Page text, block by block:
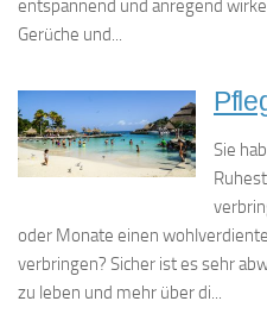
entspannend und anregend
Gerüche und...
Sie
oder Monate einen
verbringen? Sicher ist es sehr
zu leben und mehr über di...